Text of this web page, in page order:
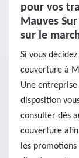
pour vos
Mauves
sur le
Si vous
couverture à
Une
disposition
consulter dès
couverture
les